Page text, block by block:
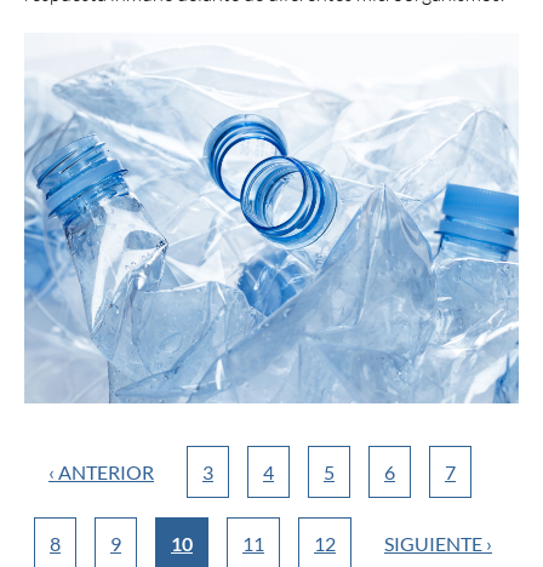
‹ ANTERIOR 3 4 5 6 7
8 9 10 11 12 SIGUIENTE ›